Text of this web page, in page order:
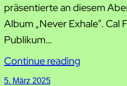
präsentierte an diesem
Album „Never Exhale“. Cal
Publikum…
Continue reading
5. März 2025